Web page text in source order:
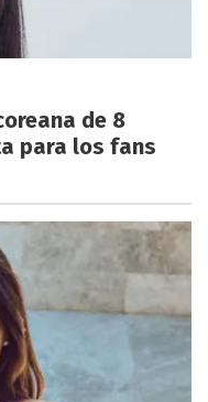
de 8
para los fans